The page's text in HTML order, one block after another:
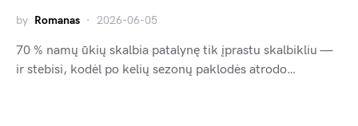
by Romanas 2026-06-05
70 % namų ūkių skalbia patalynę tik įprastu skalbikliu —
ir stebisi, kodėl po kelių sezonų paklodės atrodo…